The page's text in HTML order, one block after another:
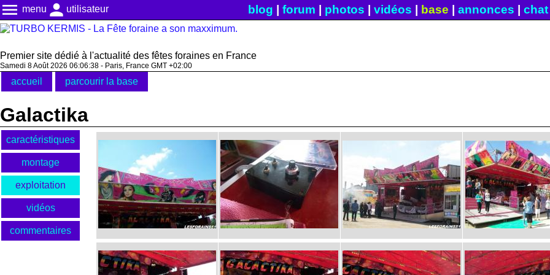
menu menu person utilisateur blog forum photos vidéos base annonces chat|
Premier site dédié à l'actualité des fêtes foraines en France
Samedi 8 Août 2026 06:06:38 - Paris, France GMT +02:00
accueil parcourir la base
Galactika
caractéristiques
montage
exploitation
vidéos
commentaires